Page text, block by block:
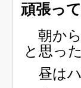
頑張っ
朝か
と思っ
昼はハ